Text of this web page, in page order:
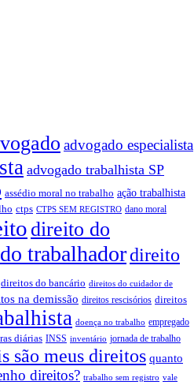
advogado especialista
advogado trabalhista SP
assédio moral no trabalho ação trabalhista
ctps CTPS SEM REGISTRO dano moral
direito do
trabalhadordireito
direitos do bancário direitos do cuidador de
na demissão direitos rescisórios direitos
doença no trabalho empregado
diárias INSS inventário jornada de trabalho
são meus direitos quanto
direitos? trabalho sem registro vale